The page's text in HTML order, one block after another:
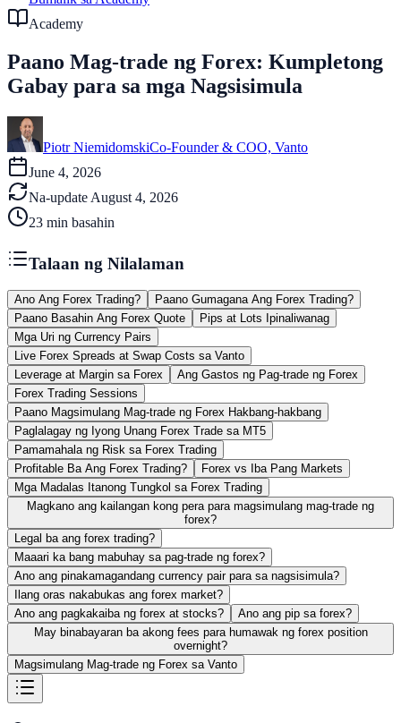
Academy
Paano Mag-trade ng Forex: Kumpletong
Gabay para sa mga Nagsisimula
Piotr NiemidomskiCo-Founder & COO, Vanto
June 4, 2026
Na-update August 4, 2026
23 min basahin
Talaan ng Nilalaman
Ano Ang Forex Trading?
Paano Gumagana Ang Forex Trading?
Paano Basahin Ang Forex Quote
Pips at Lots Ipinaliwanag
Mga Uri ng Currency Pairs
Live Forex Spreads at Swap Costs sa Vanto
Leverage at Margin sa Forex
Ang Gastos ng Pag-trade ng Forex
Forex Trading Sessions
Paano Magsimulang Mag-trade ng Forex Hakbang-hakbang
Paglalagay ng Iyong Unang Forex Trade sa MT5
Pamamahala ng Risk sa Forex Trading
Profitable Ba Ang Forex Trading?
Forex vs Iba Pang Markets
Mga Madalas Itanong Tungkol sa Forex Trading
Magkano ang kailangan kong pera para magsimulang mag-trade ng
forex?
Legal ba ang forex trading?
Maaari ka bang mabuhay sa pag-trade ng forex?
Ano ang pinakamagandang currency pair para sa nagsisimula?
Ilang oras nakabukas ang forex market?
Ano ang pagkakaiba ng forex at stocks?
Ano ang pip sa forex?
May binabayaran ba akong fees para humawak ng forex position
overnight?
Magsimulang Mag-trade ng Forex sa Vanto